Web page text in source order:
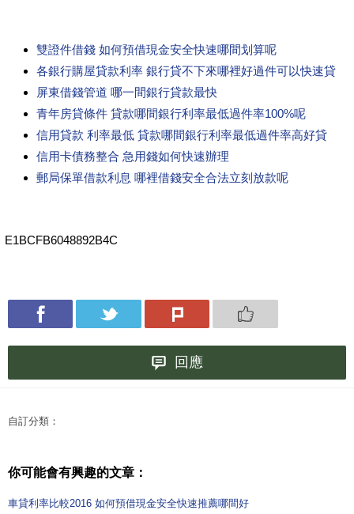
雙證件借錢 如何預借現金安全快速哪間划算呢
各銀行購屋貸款利率 銀行貸不下來哪裡好過件可以快速貸
屏東借錢管道 哪一間銀行貸款最快
青年房貸條件 貸款哪間銀行利率最低過件率100%呢
信用貸款 利率最低 貸款哪間銀行利率最低過件率高好貸
信用卡債務整合 急用錢如何快速辦理
郵局保單借款利息 哪裡借錢安全合法立刻放款呢
E1BCFB6048892B4C
回應
自訂分類：
你可能會有興趣的文章：
車貸利率比較2016 如何預借現金安全快速推薦哪間好